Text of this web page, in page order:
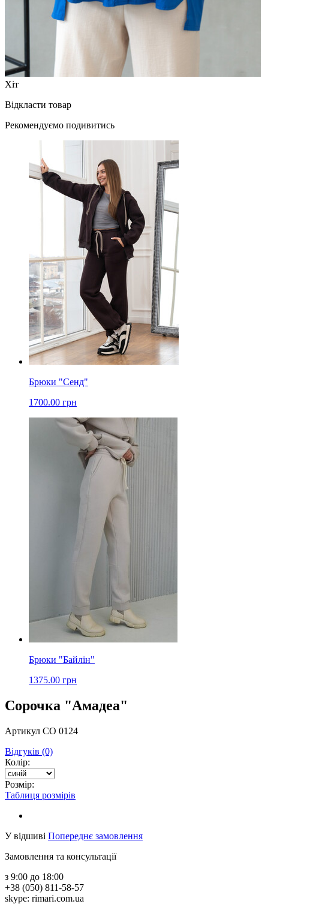
Хіт
Відкласти товар
Рекомендуємо подивитись
Брюки "Сенд"
1700.00 грн
Брюки "Байлін"
1375.00 грн
Сорочка "Амадеа"
Артикул СО 0124
Відгуків (0)
Колір:
Розмір:
Таблиця розмірів
У відшиві Попереднє замовлення
Замовлення та консультації
з 9:00 до 18:00
+38 (050) 811-58-57
skype: rimari.com.ua